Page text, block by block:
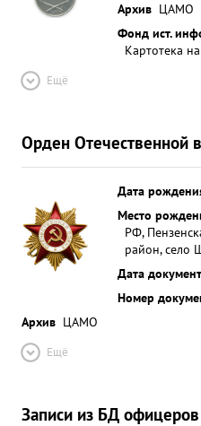
Архив ЦАМО
Фонд ист.
Картотека
Ещё
Орден Отечественной
Дата
Место
РФ,
район, село
Дата
Номер
Архив ЦАМО
Ещё
Записи из БД